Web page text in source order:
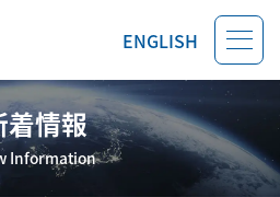
ENGLISH
着情報
Information